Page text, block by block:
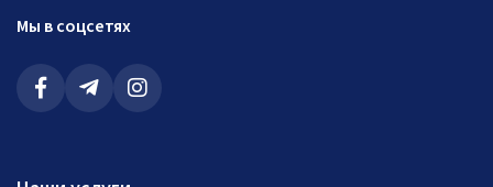
Мы в соцсетях